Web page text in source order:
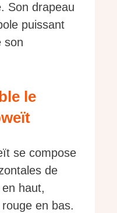
Son drapeau
puissant
son
le
se compose
de
haut,
en bas.